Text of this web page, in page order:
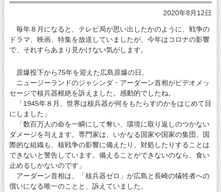
2020年8月12日
毎年８月になると、テレビ局が思い出したかのように、戦争の
ドラマ、映画、特集を放送していましたが、今年はコロナの影響
で、それすらあまり見かけない気がします。
原爆投下から75年を迎えた広島原爆の日。
ニュージーランドのジャシンダ・アーダーン首相がビデオメッ
セージで核兵器根絶を訴えました。感動的でしたね。
「1945年８月、世界は核兵器が何をもたらすのかをはじめて目
にしました」
「数百万人の命を一瞬にして奪い、環境に取り返しのつかない
ダメージを与えます。専門家は、いかなる国家や国家の集団、国
際的な組織も、核戦争の影響に備えたり、対処したりすることは
できないと警告しています。備えることができないのなら、食い
止めるしかないのです」
アーダーン首相は、「核兵器ゼロ」が広島と長崎の犠牲者への
償いになる唯一のことと、訴えていました。